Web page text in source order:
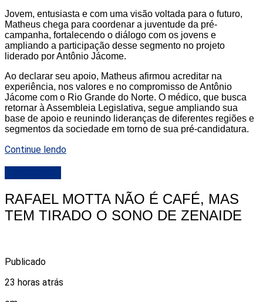
Jovem, entusiasta e com uma visão voltada para o futuro,
Matheus chega para coordenar a juventude da pré-
campanha, fortalecendo o diálogo com os jovens e
ampliando a participação desse segmento no projeto
liderado por Antônio Jácome.
Ao declarar seu apoio, Matheus afirmou acreditar na
experiência, nos valores e no compromisso de Antônio
Jácome com o Rio Grande do Norte. O médico, que busca
retornar à Assembleia Legislativa, segue ampliando sua
base de apoio e reunindo lideranças de diferentes regiões e
segmentos da sociedade em torno de sua pré-candidatura.
Continue lendo
RAFAEL MOTTA NÃO É CAFÉ, MAS
TEM TIRADO O SONO DE ZENAIDE
Publicado
23 horas atrás